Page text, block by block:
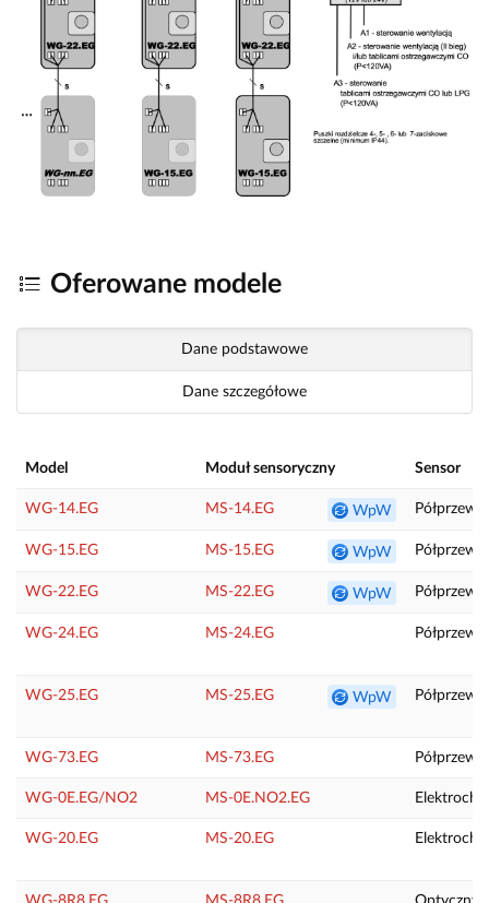
Oferowane modele
Dane podstawowe
Dane szczegółowe
Model Moduł sensoryczny Sensor
WG-14.EG MS-14.EG WpW
WG-15.EG MS-15.EG WpW
WG-22.EG MS-22.EG WpW
WG-24.EG MS-24.EG
WG-25.EG MS-25.EG WpW
WG-73.EG MS-73.EG
WG-0E.EG/NO2 MS-0E.NO2.EG
WG-20.EG MS-20.EG